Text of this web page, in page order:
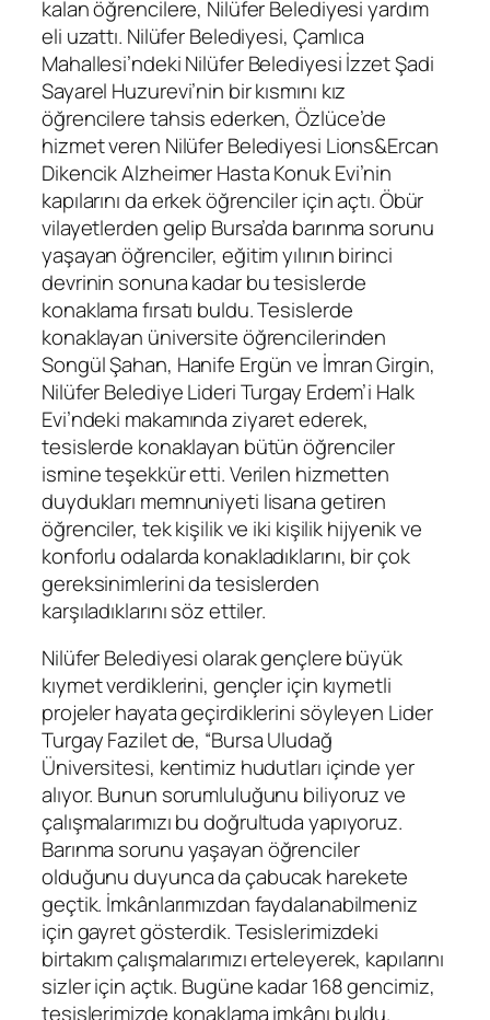
kalan öğrencilere, Nilüfer Belediyesi yardım
eli uzattı. Nilüfer Belediyesi, Çamlıca
Mahallesi’ndeki Nilüfer Belediyesi İzzet Şadi
Sayarel Huzurevi’nin bir kısmını kız
öğrencilere tahsis ederken, Özlüce’de
hizmet veren Nilüfer Belediyesi Lions&Ercan
Dikencik Alzheimer Hasta Konuk Evi’nin
kapılarını da erkek öğrenciler için açtı. Öbür
vilayetlerden gelip Bursa’da barınma sorunu
yaşayan öğrenciler, eğitim yılının birinci
devrinin sonuna kadar bu tesislerde
konaklama fırsatı buldu. Tesislerde
konaklayan üniversite öğrencilerinden
Songül Şahan, Hanife Ergün ve İmran Girgin,
Nilüfer Belediye Lideri Turgay Erdem’i Halk
Evi’ndeki makamında ziyaret ederek,
tesislerde konaklayan bütün öğrenciler
ismine teşekkür etti. Verilen hizmetten
duydukları memnuniyeti lisana getiren
öğrenciler, tek kişilik ve iki kişilik hijyenik ve
konforlu odalarda konakladıklarını, bir çok
gereksinimlerini da tesislerden
karşıladıklarını söz ettiler.
Nilüfer Belediyesi olarak gençlere büyük
kıymet verdiklerini, gençler için kıymetli
projeler hayata geçirdiklerini söyleyen Lider
Turgay Fazilet de, “Bursa Uludağ
Üniversitesi, kentimiz hudutları içinde yer
alıyor. Bunun sorumluluğunu biliyoruz ve
çalışmalarımızı bu doğrultuda yapıyoruz.
Barınma sorunu yaşayan öğrenciler
olduğunu duyunca da çabucak harekete
geçtik. İmkânlarımızdan faydalanabilmeniz
için gayret gösterdik. Tesislerimizdeki
birtakım çalışmalarımızı erteleyerek, kapılarını
sizler için açtık. Bugüne kadar 168 gencimiz,
tesislerimizde konaklama imkânı buldu.